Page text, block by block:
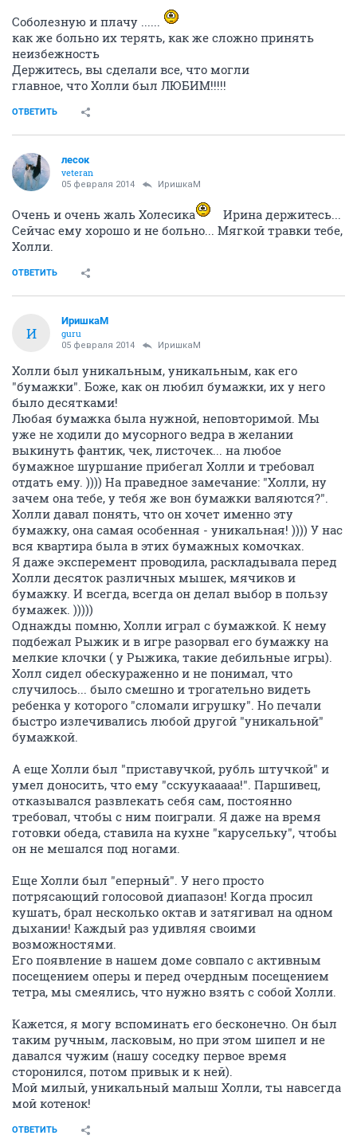
Соболезную и плачу ......
как же больно их терять, как же сложно принять
неизбежность
Держитесь, вы сделали все, что могли
главное, что Холли был ЛЮБИМ!!!!!
ОТВЕТИТЬ
лесок
veteran
05 февраля 2014 ИришкаМ
Очень и очень жаль Холесика
Ирина держитесь...
Сейчас ему хорошо и не больно... Мягкой травки тебе,
Холли.
ОТВЕТИТЬ
И
ИришкаМ
guru
05 февраля 2014 ИришкаМ
Холли был уникальным, уникальным, как его
"бумажки". Боже, как он любил бумажки, их у него
было десятками!
Любая бумажка была нужной, неповторимой. Мы
уже не ходили до мусорного ведра в желании
выкинуть фантик, чек, листочек... на любое
бумажное шуршание прибегал Холли и требовал
отдать ему. )))) На праведное замечание: "Холли, ну
зачем она тебе, у тебя же вон бумажки валяются?".
Холли давал понять, что он хочет именно эту
бумажку, она самая особенная - уникальная! )))) У нас
вся квартира была в этих бумажных комочках.
Я даже эксперемент проводила, раскладывала перед
Холли десяток различных мышек, мячиков и
бумажку. И всегда, всегда он делал выбор в пользу
бумажек. )))))
Однажды помню, Холли играл с бумажкой. К нему
подбежал Рыжик и в игре разорвал его бумажку на
мелкие клочки ( у Рыжика, такие дебильные игры).
Холл сидел обескураженно и не понимал, что
случилось... было смешно и трогательно видеть
ребенка у которого "сломали игрушку". Но печали
быстро излечивались любой другой "уникальной"
бумажкой.
А еще Холли был "приставучкой, рубль штучкой" и
умел доносить, что ему "сскуукааааа!". Паршивец,
отказывался развлекать себя сам, постоянно
требовал, чтобы с ним поиграли. Я даже на время
готовки обеда, ставила на кухне "карусельку", чтобы
он не мешался под ногами.
Еще Холли был "еперный". У него просто
потрясающий голосовой диапазон! Когда просил
кушать, брал несколько октав и затягивал на одном
дыхании! Каждый раз удивляя своими
возможностями.
Его появление в нашем доме совпало с активным
посещением оперы и перед очердным посещением
тетра, мы смеялись, что нужно взять с собой Холли.
Кажется, я могу вспоминать его бесконечно. Он был
таким ручным, ласковым, но при этом шипел и не
давался чужим (нашу соседку первое время
сторонился, потом привык и к ней).
Мой милый, уникальный малыш Холли, ты навсегда
мой котенок!
ОТВЕТИТЬ